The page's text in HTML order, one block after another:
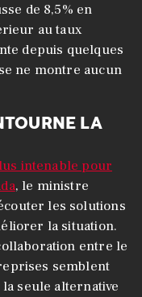
de 8,5% en
au taux
depuis quelques
ne montre aucun
LA
intenable pour
, le ministre
les solutions
la situation.
entre le
semblent
seule alternative